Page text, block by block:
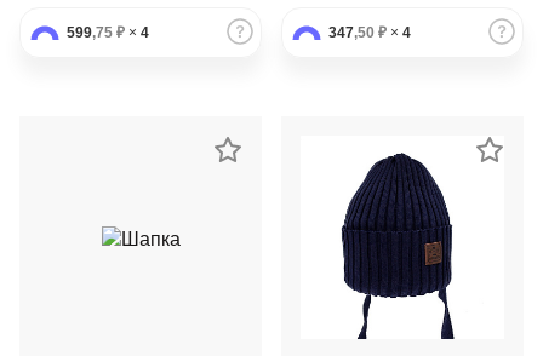
599,75 ₽ × 4 347,50 ₽ × 4